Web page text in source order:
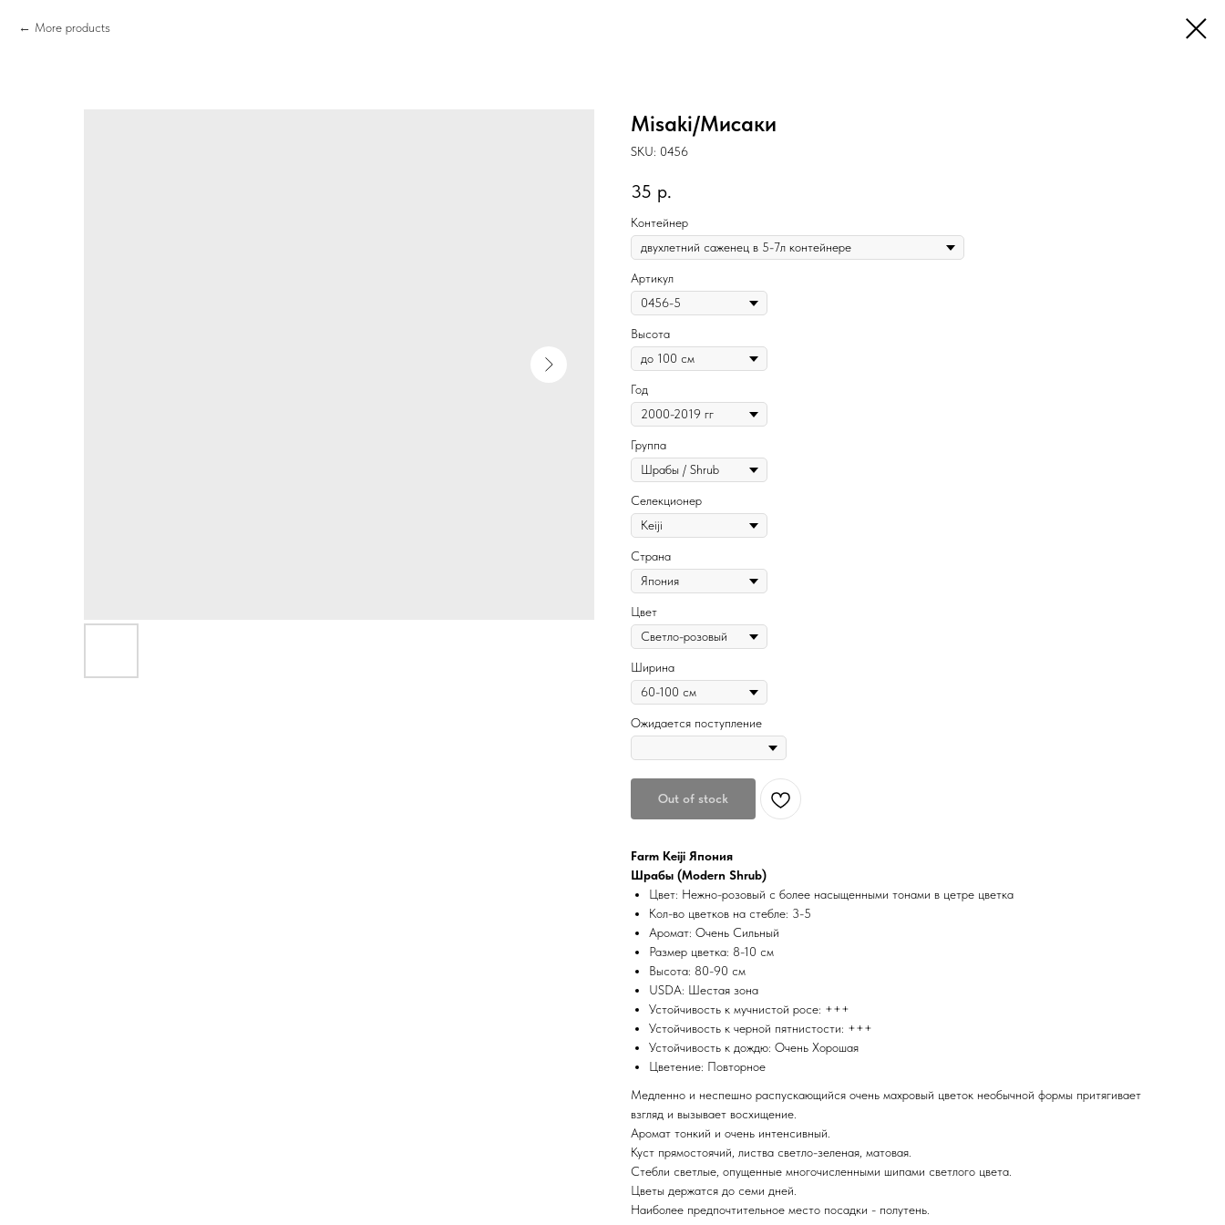
More products
Misaki/Мисаки
SKU: 0456
35 р.
Контейнер
Артикул
Высота
Год
Группа
Селекционер
Страна
Цвет
Ширина
Ожидается поступление
Out of stock
Farm Keiji Япония
Шрабы (Modern Shrub)
Цвет: Нежно-розовый с более насыщенными тонами в цетре цветка
Кол-во цветков на стебле: 3-5
Аромат: Очень Сильный
Размер цветка: 8-10 см
Высота: 80-90 см
USDA: Шестая зона
Устойчивость к мучнистой росе: +++
Устойчивость к черной пятнистости: +++
Устойчивость к дождю: Очень Хорошая
Цветение: Повторное
Медленно и неспешно распускающийся очень махровый цветок необычной формы притягивает
взгляд и вызывает восхищение.
Аромат тонкий и очень интенсивный.
Куст прямостоячий, листва светло-зеленая, матовая.
Стебли светлые, опущенные многочисленными шипами светлого цвета.
Цветы держатся до семи дней.
Наиболее предпочтительное место посадки - полутень.